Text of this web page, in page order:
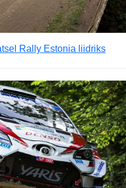
Rally Estonia liidriks